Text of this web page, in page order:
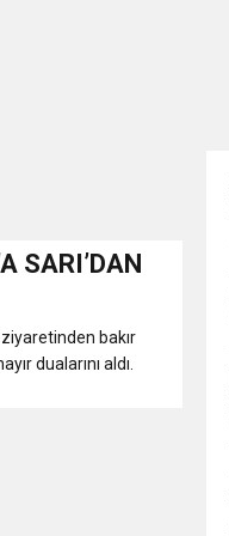
İçin Anlamlı Tören”
SARI’DAN
bakır
dualarını aldı.